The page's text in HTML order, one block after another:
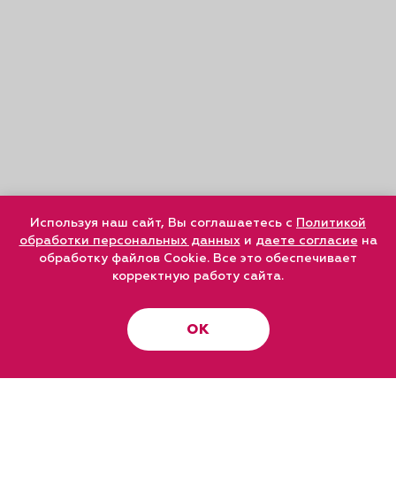
Используя наш сайт, Вы соглашаетесь с Политикой
обработки персональных данныхи даете согласие на
обработку файлов Cookie. Все это обеспечивает
корректную работу сайта.
ОК